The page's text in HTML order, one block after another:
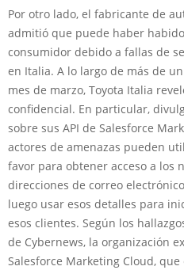
Por otro lado, el fabricante de
admitió que puede haber
consumidor debido a fallas de
en Italia. A lo largo de más de
mes de marzo, Toyota Italia
confidencial. En particular,
sobre sus API de Salesforce
actores de amenazas pueden
favor para obtener acceso a los
direcciones de correo
luego usar esos detalles para
esos clientes. Según los
de Cybernews, la organización
Salesforce Marketing Cloud,